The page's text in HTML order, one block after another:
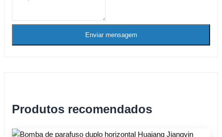
Enviar mensagem
Produtos recomendados